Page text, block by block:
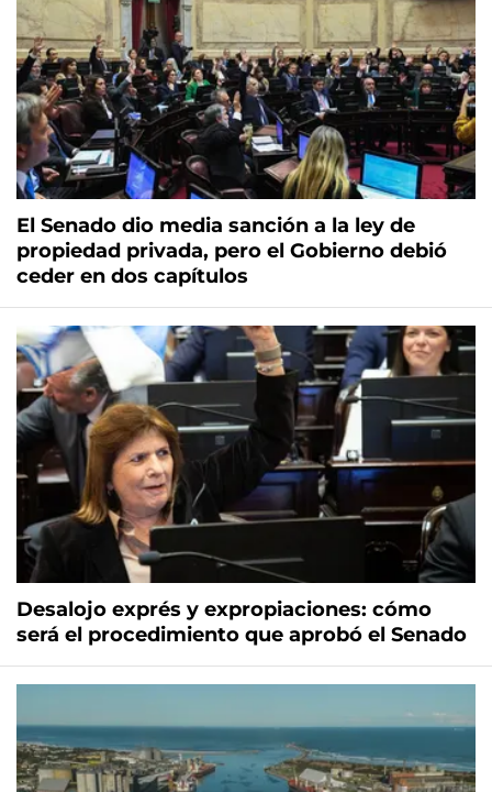
El Senado dio media sanción a la ley de
propiedad privada, pero el Gobierno debió
ceder en dos capítulos
Desalojo exprés y expropiaciones: cómo
será el procedimiento que aprobó el Senado